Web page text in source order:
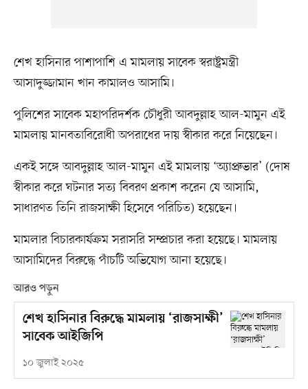
শেখ হাসিনার পাশাপাশি এ মামলায় সাবেক স্বরাষ্ট্রমন্ত্রী
আসাদুজ্জামান খান কামালও আসামি।
পুলিশের সাবেক মহাপরিদর্শক চৌধুরী আবদুল্লাহ আল-মামুন এই
মামলায় মানবতাবিরোধী অপরাধের দায় স্বীকার করে নিয়েছেন।
একই সঙ্গে আবদুল্লাহ আল-মামুন এই মামলায় ‘অ্যাপ্রুভার’ (দোষ
স্বীকার করে ঘটনার সত্য বিবরণ প্রকাশ করেন যে আসামি,
সাধারণত তিনি রাজসাক্ষী হিসেবে পরিচিত) হয়েছেন।
মামলার বিচারকার্যক্রম সরাসরি সম্প্রচার করা হয়েছে। মামলায়
আসামিদের বিরুদ্ধে পাঁচটি অভিযোগ আনা হয়েছে।
আরও পড়ুন
শেখ হাসিনার বিরুদ্ধে মামলায় ‘রাজসাক্ষী’
সাবেক আইজিপি
১০ জুলাই ২০২৫